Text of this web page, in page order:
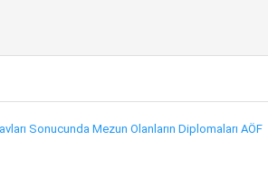
Sonucunda Mezun Olanların Diplomaları AÖF